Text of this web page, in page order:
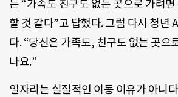
는 “가족도 친구도 없는 곳으로 가려
할 것 같다”고 답했다. 그럼 다시 청년
다. “당신은 가족도, 친구도 없는 곳으
나요.”
일자리는 실질적인 이동 이유가 아니